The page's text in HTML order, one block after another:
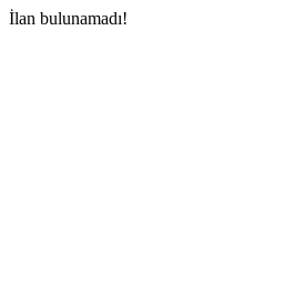
İlan bulunamadı!